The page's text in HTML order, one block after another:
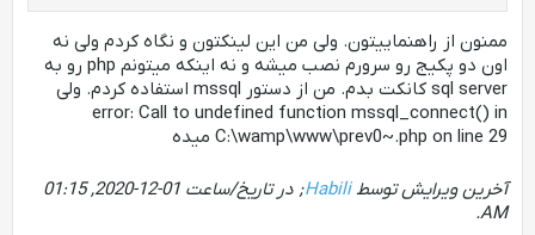
ممنون از راهنماییتون. ولی من این لینکتون و نگاه کردم ولی نه
اون دو پکیج رو سرورم نصب میشه و نه اینکه میتونم php رو به
sql server کانکت بدم. من از دستور mssql استفاده کردم. ولی
error: Call to undefined function mssql_connect() in
C:\wamp\www\prev0~.php on line 29 میده
آخرین ویرایش توسطHabili; در تاریخ/ساعت
01-12-2020, 01:15
AM
.